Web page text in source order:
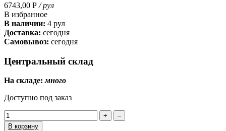
6743,00 Р / рул
В избранное
В наличии: 4 рул
Доставка: сегодня
Самовывоз: сегодня
Центральный склад
На складе:много
Доступно под заказ
+
–
В корзину